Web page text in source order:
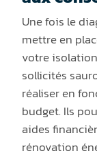
Une fois le
mettre en
votre
sollicités
réaliser en
budget. Ils
aides
rénovation